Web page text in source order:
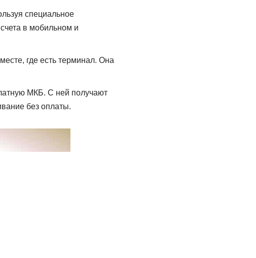
специальное
в мобильном и
где есть терминал. Она
МКБ. С ней получают
без оплаты.